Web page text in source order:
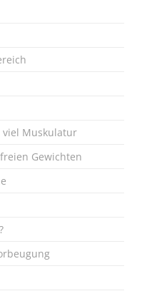
viel Muskulatur
Gewichten